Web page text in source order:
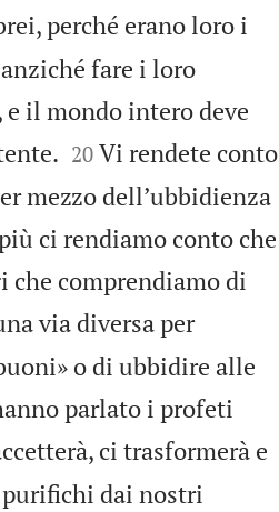
perché erano loro i
fare i loro
e il mondo intero deve

20 Vi rendete conto
mezzo dellʼubbidienza
ci rendiamo conto che
che comprendiamo di
via diversa per
o di ubbidire alle
parlato i profeti
ci trasformerà e
purifichi dai nostri